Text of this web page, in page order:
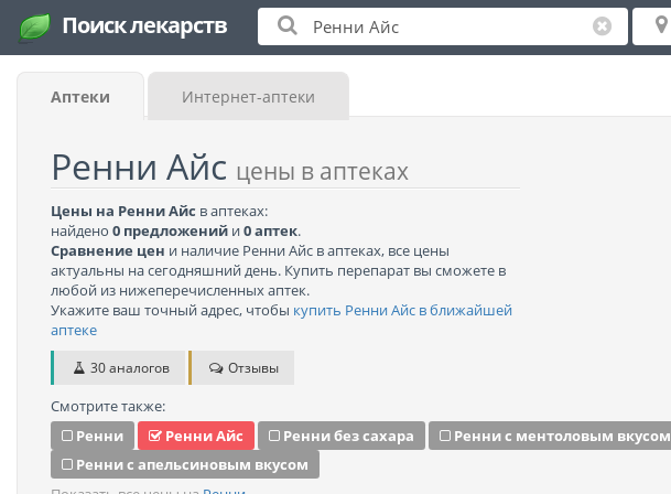
Поиск лекарств
Аптеки Интернет-аптеки
Ренни Айс цены в аптеках
Цены на Ренни Айс в аптеках:
найдено 0 предложений и0 аптек.
Сравнение цен и наличие Ренни Айс в аптеках, все цены
актуальны на сегодняшний день. Купить перепарат вы сможете в
любой из нижеперечисленных аптек.
Укажите ваш точный адрес, чтобы купить Ренни Айс в ближайшей
аптеке
30 аналогов Отзывы
Смотрите также:
Ренни
Ренни Айс Ренни без сахара
Ренни с ментоловым вкусом
Ренни с апельсиновым вкусом